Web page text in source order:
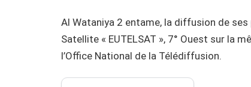
Al Wataniya 2 entame, la diffusion de
Satellite « EUTELSAT », 7° Ouest sur la
l’Office National de la Télédiffusion.